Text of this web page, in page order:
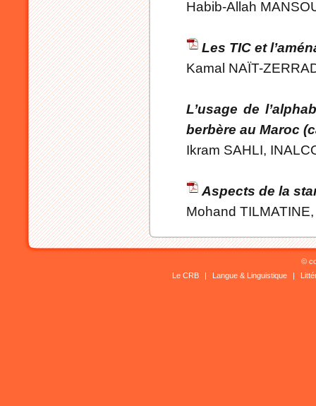
Habib-Allah
Les TIC et
Kamal NAÏT-
L’usage de
berbère au Maroc
Ikram SAHLI,
Aspects de la
Mohand
©
Le CRB
| Langue & Linguistique |